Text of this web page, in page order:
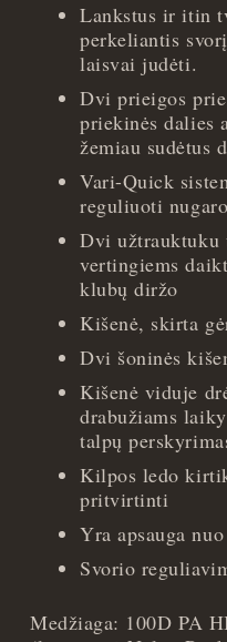
Lankstus ir itin
perkeliantis
laisvai judėti.
Dvi prieigos
priekinės dalies
žemiau sudėtus
Vari-Quick
reguliuoti
Dvi užtrauktuku
vertingiems
klubų diržo
Kišenė, skirta
Dvi šoninės
Kišenė viduje
drabužiams
talpų
Kilpos ledo
pritvirtinti
Yra apsauga
Svorio
Medžiaga: 100D PA